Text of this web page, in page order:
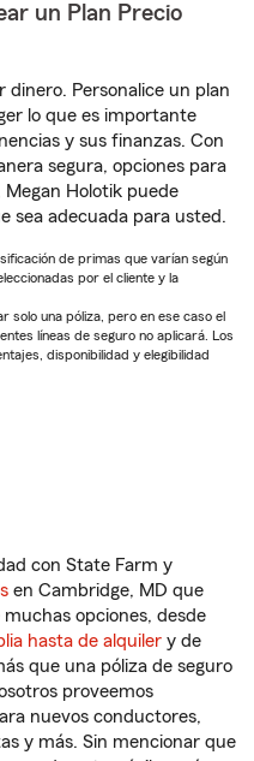
un Plan Precio
Personalice un plan
lo que es importante
y sus finanzas. Con
segura, opciones para
Holotik puede
sea adecuada para usted.
de primas que varían según
por el cliente y la
solo una póliza, pero en ese caso el
líneas de seguro no aplicará. Los
disponibilidad y elegibilidad
con State Farm y
en Cambridge, MD que
opciones, desde
hasta de alquiler y de
que una póliza de seguro
proveemos
nuevos conductores,
y más. Sin mencionar que